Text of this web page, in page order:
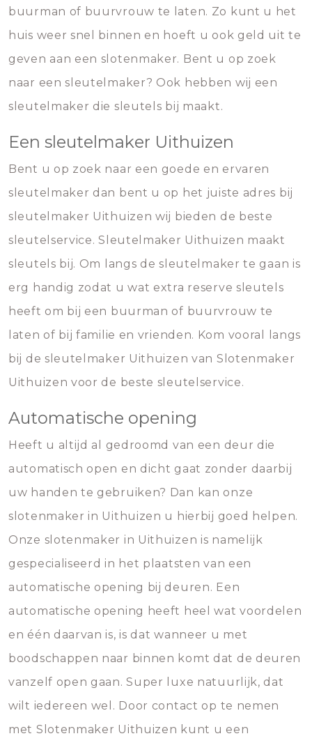
buurman of buurvrouw te laten. Zo kunt u het
huis weer snel binnen en hoeft u ook geld uit te
geven aan een slotenmaker. Bent u op zoek
naar een sleutelmaker? Ook hebben wij een
sleutelmaker die sleutels bij maakt.
Een sleutelmaker Uithuizen
Bent u op zoek naar een goede en ervaren
sleutelmaker dan bent u op het juiste adres bij
sleutelmaker Uithuizen wij bieden de beste
sleutelservice. Sleutelmaker Uithuizen maakt
sleutels bij. Om langs de sleutelmaker te gaan is
erg handig zodat u wat extra reserve sleutels
heeft om bij een buurman of buurvrouw te
laten of bij familie en vrienden. Kom vooral langs
bij de sleutelmaker Uithuizen van Slotenmaker
Uithuizen voor de beste sleutelservice.
Automatische opening
Heeft u altijd al gedroomd van een deur die
automatisch open en dicht gaat zonder daarbij
uw handen te gebruiken? Dan kan onze
slotenmaker in Uithuizen u hierbij goed helpen.
Onze slotenmaker in Uithuizen is namelijk
gespecialiseerd in het plaatsten van een
automatische opening bij deuren. Een
automatische opening heeft heel wat voordelen
en één daarvan is, is dat wanneer u met
boodschappen naar binnen komt dat de deuren
vanzelf open gaan. Super luxe natuurlijk, dat
wilt iedereen wel. Door contact op te nemen
met Slotenmaker Uithuizen kunt u een